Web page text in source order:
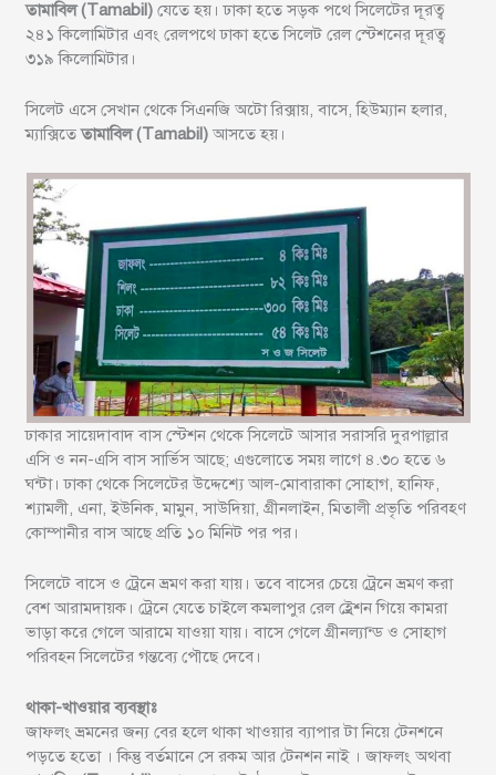
তামাবিল (Tamabil) যেতে হয়। ঢাকা হতে সড়ক পথে সিলেটের দূরত্ব
২৪১ কিলোমিটার এবং রেলপথে ঢাকা হতে সিলেট রেল স্টেশনের দূরত্ব
৩১৯ কিলোমিটার।
সিলেট এসে সেখান থেকে সিএনজি অটো রিক্সায়, বাসে, হিউম্যান হলার,
ম্যাক্সিতেতামাবিল (Tamabil) আসতে হয়।
ঢাকার সায়েদাবাদ বাস স্টেশন থেকে সিলেটে আসার সরাসরি দুরপাল্লার
এসি ও নন-এসি বাস সার্ভিস আছে; এগুলোতে সময় লাগে ৪.৩০ হতে ৬
ঘন্টা। ঢাকা থেকে সিলেটের উদ্দেশ্যে আল-মোবারাকা সোহাগ, হানিফ,
শ্যামলী, এনা, ইউনিক, মামুন, সাউদিয়া, গ্রীনলাইন, মিতালী প্রভৃতি পরিবহণ
কোম্পানীর বাস আছে প্রতি ১০ মিনিট পর পর।
সিলেটে বাসে ও ট্রেনে ভ্রমণ করা যায়। তবে বাসের চেয়ে ট্রেনে ভ্রমণ করা
বেশ আরামদায়ক। ট্রেনে যেতে চাইলে কমলাপুর রেল ই্রেশন গিয়ে কামরা
ভাড়া করে গেলে আরামে যাওয়া যায়। বাসে গেলে গ্রীনল্যান্ড ও সোহাগ
পরিবহন সিলেটের গন্তব্যে পৌছে দেবে।
থাকা-খাওয়ার ব্যবস্থাঃ
জাফলং ভ্রমনের জন্য বের হলে থাকা খাওয়ার ব্যাপার টা নিয়ে টেনশনে
পড়তে হতো । কিন্তু বর্তমানে সে রকম আর টেনশন নাই । জাফলং অথবা